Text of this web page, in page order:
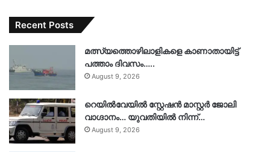
Recent Posts
മത്സ്യത്തൊഴിലാളികളെ കാണാതായിട്ട്
പത്താം ദിവസം…..
August 9, 2026
റെയിൽവേയിൽ സ്റ്റേഷൻ മാസ്റ്റർ ജോലി
വാഗ്ദാനം… യുവതിയിൽ നിന്ന്…
August 9, 2026